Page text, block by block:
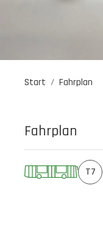
Start Fahrplan
Fahrplan
T7